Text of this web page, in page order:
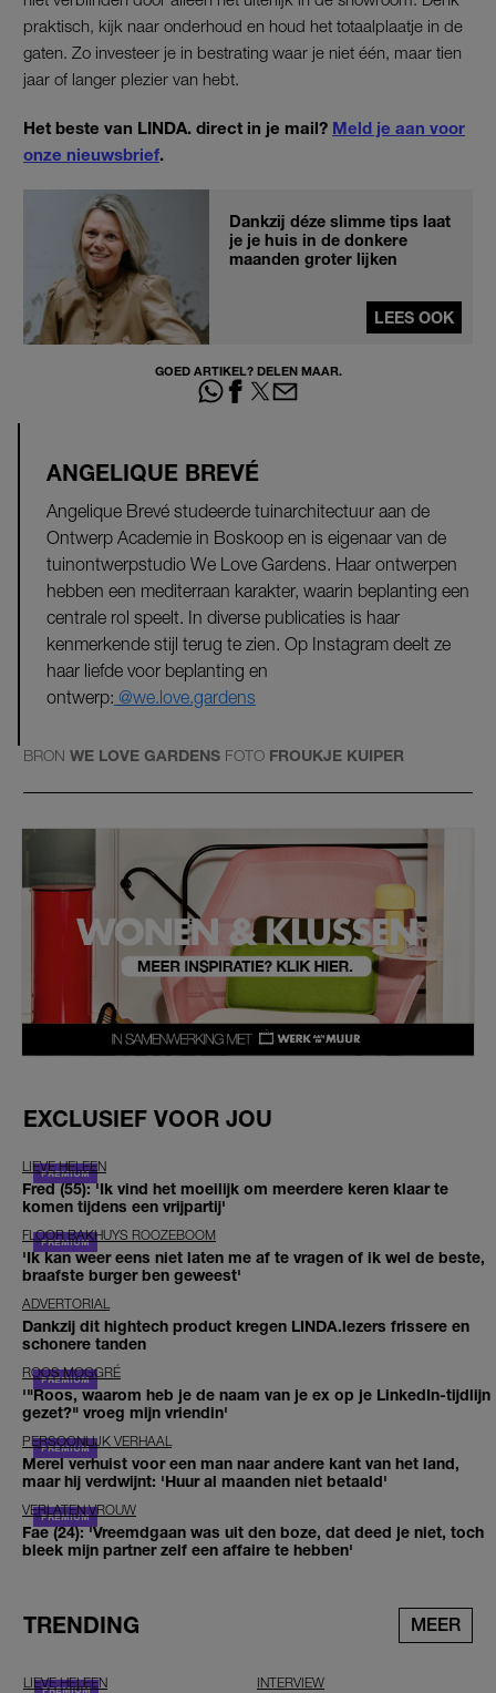
praktisch, kijk naar onderhoud en houd het totaalplaatje in de
gaten. Zo investeer je in bestrating waar je niet één, maar tien
jaar of langer plezier van hebt.
Het beste van LINDA. direct in je mail? Meld je aan voor
onze nieuwsbrief.
Dankzij déze slimme tips laat
je je huis in de donkere
maanden groter lijken
LEES OOK
GOED ARTIKEL? DELEN MAAR.
ANGELIQUE BREVÉ
Angelique Brevé studeerde tuinarchitectuur aan de
Ontwerp Academie in Boskoop en is eigenaar van de
tuinontwerpstudio We Love Gardens. Haar ontwerpen
hebben een mediterraan karakter, waarin beplanting een
centrale rol speelt. In diverse publicaties is haar
kenmerkende stijl terug te zien. Op Instagram deelt ze
haar liefde voor beplanting en
ontwerp: @we.love.gardens
BRON WE LOVE GARDENS FOTO FROUKJE KUIPER
EXCLUSIEF VOOR JOU
LIEVE HELEEN
Fred (55): 'Ik vind het moeilijk om meerdere keren klaar te
komen tijdens een vrijpartij'
FLOOR BAKHUYS ROOZEBOOM
'Ik kan weer eens niet laten me af te vragen of ik wel de beste,
braafste burger ben geweest'
ADVERTORIAL
Dankzij dit hightech product kregen LINDA.lezers frissere en
schonere tanden
ROOS MOGGRÉ
'"Roos, waarom heb je de naam van je ex op je LinkedIn-tijdlijn
gezet?" vroeg mijn vriendin'
PERSOONLIJK VERHAAL
Merel verhuist voor een man naar andere kant van het land,
maar hij verdwijnt: 'Huur al maanden niet betaald'
VERLATEN VROUW
Fae (24): 'Vreemdgaan was uit den boze, dat deed je niet, toch
bleek mijn partner zelf een affaire te hebben'
TRENDING MEER
LIEVE HELEEN INTERVIEW